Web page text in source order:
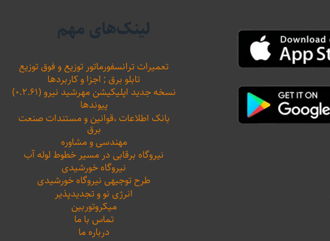
لینک‌های مهم
تعمیرات ترانسفورماتور توزیع و فوق توزیع
تابلو برق ; اجزا و کاربردها
نسخه جدید اپلیکیشن مهرشید نیرو (۰.۲.۶۱)
پیوندها
بانک اطلاعات ،‌قوانین و مستندات صنعت
برق
مهندسی و مشاوره
نیروگاه برقابی در مسیر خطوط لوله آب
نیروگاه خورشیدی
طرح توجیهی نیروگاه خورشیدی
انرژی نو و تجدیدپذیر
میکروتوربین
تماس با ما
درباره ما